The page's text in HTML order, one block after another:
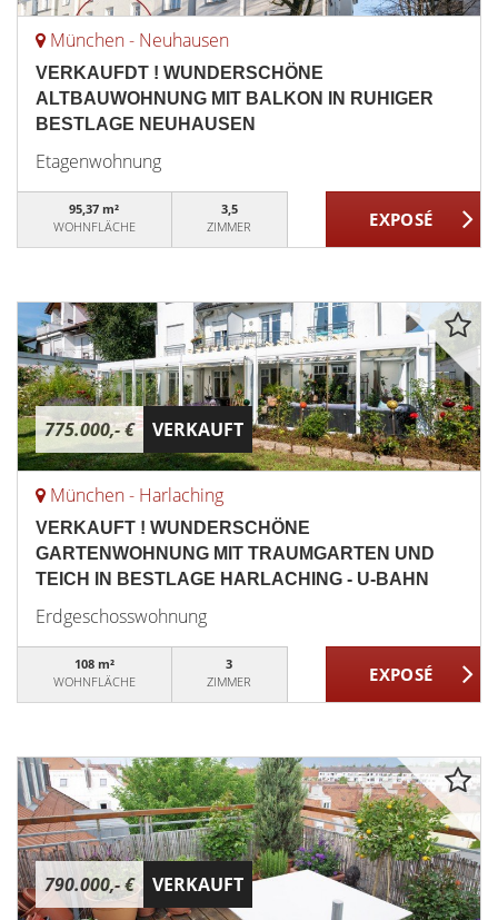
München - Neuhausen
VERKAUFDT ! WUNDERSCHÖNE
ALTBAUWOHNUNG MIT BALKON IN RUHIGER
BESTLAGE NEUHAUSEN
Etagenwohnung
95,37 m²
WOHNFLÄCHE
3,5
ZIMMER
775.000,- € VERKAUFT
München - Harlaching
VERKAUFT ! WUNDERSCHÖNE
GARTENWOHNUNG MIT TRAUMGARTEN UND
TEICH IN BESTLAGE HARLACHING - U-BAHN
Erdgeschosswohnung
108 m²
WOHNFLÄCHE
3
ZIMMER
790.000,- € VERKAUFT